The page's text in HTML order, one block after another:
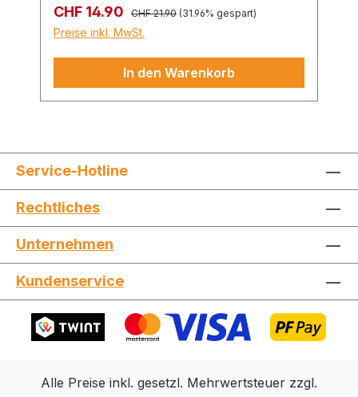
2x Federball)
Verkaufspreis:
CHF 14.90 Regulärer Preis:
CHF 21.90 (31.96% gespart)
Preise inkl. MwSt.
In den Warenkorb
Service-Hotline
Rechtliches
Unternehmen
Kundenservice
Alle Preise inkl. gesetzl. Mehrwertsteuer zzgl.